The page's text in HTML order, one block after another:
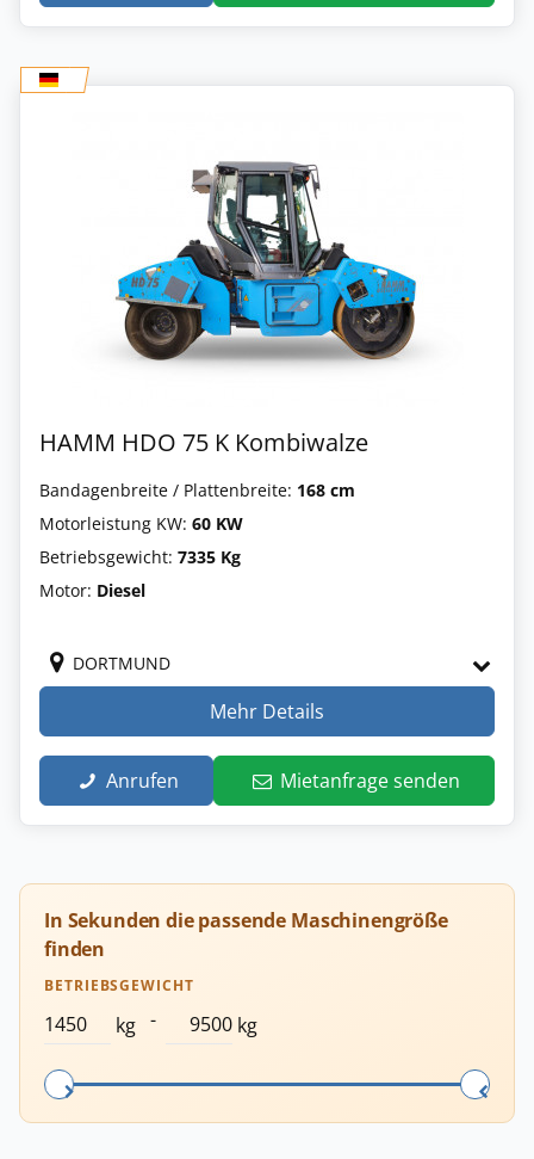
HAMM HDO 75 K Kombiwalze
Bandagenbreite / Plattenbreite: 168 cm
Motorleistung KW: 60 KW
Betriebsgewicht: 7335 Kg
Motor: Diesel
DORTMUND
Mehr Details
Anrufen Mietanfrage senden
In Sekunden die passende Maschinengröße
finden
BETRIEBSGEWICHT
kg - kg